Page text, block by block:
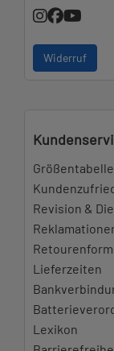
Widerruf
Revision &
Lieferzeiten
Lexikon